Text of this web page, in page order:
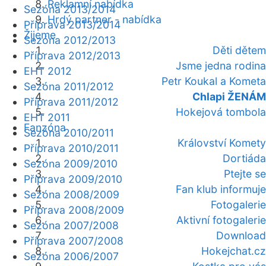
Reklamní nabídka
Hrdý partner - nabídka
Žijeme
Děti dětem
Jsme jedna rodina
Petr Koukal a Kometa
Chlapi ŽENÁM
Hokejová tombola
Fanzóna
Království Komety
Dortiáda
Ptejte se
Fan klub informuje
Fotogalerie
Aktivní fotogalerie
Download
Hokejchat.cz
Sezóna 2013/2014
Příprava 2013/2014
Sezóna 2012/2013
Příprava 2012/2013
EHT 2012
Sezóna 2011/2012
Příprava 2011/2012
EHT 2011
Sezóna 2010/2011
Příprava 2010/2011
Sezóna 2009/2010
Příprava 2009/2010
Sezóna 2008/2009
Příprava 2008/2009
Sezóna 2007/2008
Příprava 2007/2008
Sezóna 2006/2007